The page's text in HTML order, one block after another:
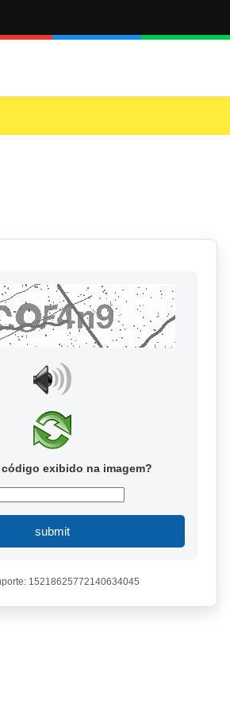
exibido na imagem?
submit
15218625772140634045